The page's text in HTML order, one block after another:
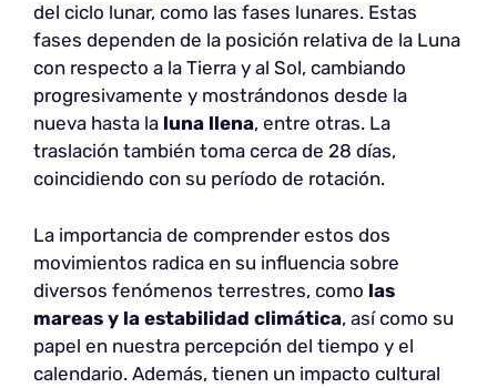
del ciclo lunar, como las fases lunares. Estas
fases dependen de la posición relativa de la Luna
con respecto a la Tierra y al Sol, cambiando
progresivamente y mostrándonos desde la
nueva hasta la luna llena, entre otras. La
traslación también toma cerca de 28 días,
coincidiendo con su período de rotación.
La importancia de comprender estos dos
movimientos radica en su influencia sobre
diversos fenómenos terrestres, como las
mareas y la estabilidad climática, así como su
papel en nuestra percepción del tiempo y el
calendario. Además, tienen un impacto cultural